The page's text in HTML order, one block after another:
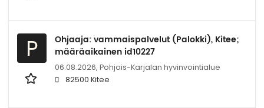
P
Ohjaaja: vammaispalvelut (Palokki), Kitee;
määräaikainen id10227
06.08.2026, Pohjois-Karjalan hyvinvointialue
82500 Kitee